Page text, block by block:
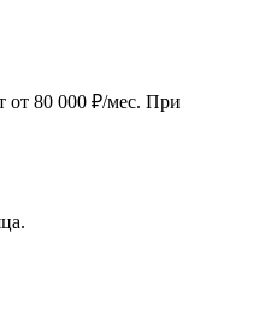
от 80 000 ₽/мес. При